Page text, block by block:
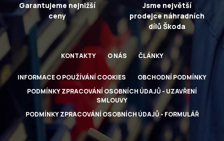
Garantujeme nejnižší
ceny
Jsme největší
prodejce náhradních
dílů Škoda
KONTAKTY O NÁS ČLÁNKY
INFORMACE O POUŽÍVÁNÍ COOKIES
OBCHODNÍ PODMÍNKY
PODMÍNKY ZPRACOVÁNÍ OSOBNÍCH ÚDAJŮ - UZAVŘENÍ
SMLOUVY
PODMÍNKY ZPRACOVÁNÍ OSOBNÍCH ÚDAJŮ - FORMULÁŘ